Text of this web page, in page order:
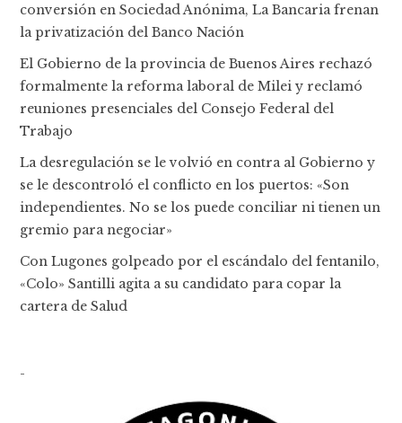
conversión en Sociedad Anónima, La Bancaria frenan
la privatización del Banco Nación
El Gobierno de la provincia de Buenos Aires rechazó
formalmente la reforma laboral de Milei y reclamó
reuniones presenciales del Consejo Federal del
Trabajo
La desregulación se le volvió en contra al Gobierno y
se le descontroló el conflicto en los puertos: «Son
independientes. No se los puede conciliar ni tienen un
gremio para negociar»
Con Lugones golpeado por el escándalo del fentanilo,
«Colo» Santilli agita a su candidato para copar la
cartera de Salud
-